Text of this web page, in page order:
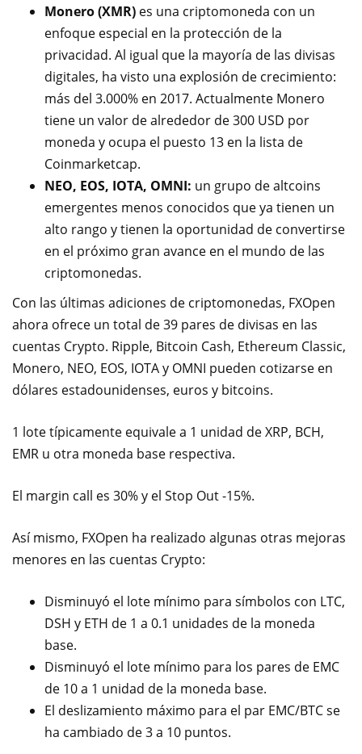
Monero (XMR) es una criptomoneda con un
enfoque especial en la protección de la
privacidad. Al igual que la mayoría de las divisas
digitales, ha visto una explosión de crecimiento:
más del 3.000% en 2017. Actualmente Monero
tiene un valor de alrededor de 300 USD por
moneda y ocupa el puesto 13 en la lista de
Coinmarketcap.
NEO, EOS, IOTA, OMNI: un grupo de altcoins
emergentes menos conocidos que ya tienen un
alto rango y tienen la oportunidad de convertirse
en el próximo gran avance en el mundo de las
criptomonedas.
Con las últimas adiciones de criptomonedas, FXOpen
ahora ofrece un total de 39 pares de divisas en las
cuentas Crypto. Ripple, Bitcoin Cash, Ethereum Classic,
Monero, NEO, EOS, IOTA y OMNI pueden cotizarse en
dólares estadounidenses, euros y bitcoins.
1 lote típicamente equivale a 1 unidad de XRP, BCH,
EMR u otra moneda base respectiva.
El margin call es 30% y el Stop Out -15%.
Así mismo, FXOpen ha realizado algunas otras mejoras
menores en las cuentas Crypto:
Disminuyó el lote mínimo para símbolos con LTC,
DSH y ETH de 1 a 0.1 unidades de la moneda
base.
Disminuyó el lote mínimo para los pares de EMC
de 10 a 1 unidad de la moneda base.
El deslizamiento máximo para el par EMC/BTC se
ha cambiado de 3 a 10 puntos.